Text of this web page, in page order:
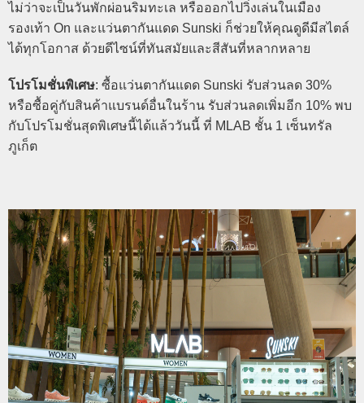
ไม่ว่าจะเป็นวันพักผ่อนริมทะเล หรือออกไปวิ่งเล่นในเมือง
รองเท้า On และแว่นตากันแดด Sunski ก็ช่วยให้คุณดูดีมีสไตล์
ได้ทุกโอกาส ด้วยดีไซน์ที่ทันสมัยและสีสันที่หลากหลาย
โปรโมชั่นพิเศษ: ซื้อแว่นตากันแดด Sunski รับส่วนลด 30%
หรือซื้อคู่กับสินค้าแบรนด์อื่นในร้าน รับส่วนลดเพิ่มอีก 10% พบ
กับโปรโมชั่นสุดพิเศษนี้ได้แล้ววันนี้ ที่ MLAB ชั้น 1 เซ็นทรัล
ภูเก็ต